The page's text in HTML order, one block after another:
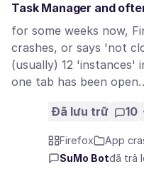
Task Manager and
for some weeks now,
crashes, or says 'not
(usually) 12 'instances'
one tab has been
Đã lưu trữ 10
Firefox App
SuMo Botđã trả